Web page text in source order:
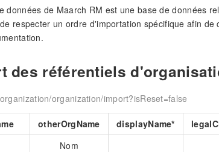
données de Maarch RM est une base de données
respecter un ordre d'importation spécifique afin
des référentiels
organization/import?isReset=false
otherOrgName displayName*
Nom